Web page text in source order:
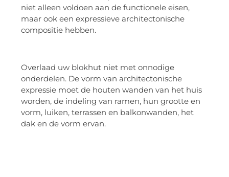
niet alleen voldoen aan de functionele eisen,
maar ook een expressieve architectonische
compositie hebben.
Overlaad uw blokhut niet met onnodige
onderdelen. De vorm van architectonische
expressie moet de houten wanden van het huis
worden, de indeling van ramen, hun grootte en
vorm, luiken, terrassen en balkonwanden, het
dak en de vorm ervan.